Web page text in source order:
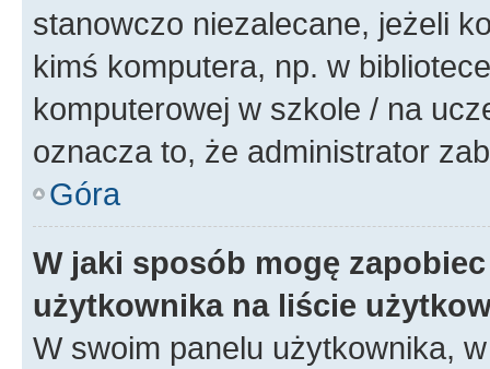
stanowczo niezalecane, jeżeli
kimś komputera, np. w
komputerowej w szkole / na
oznacza to, że administrator
Góra
W jaki sposób mogę
użytkownika na liście
W swoim panelu użytkownika,